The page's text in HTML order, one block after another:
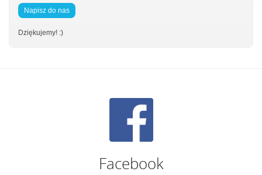
Napisz do nas
Dziękujemy! :)
Facebook